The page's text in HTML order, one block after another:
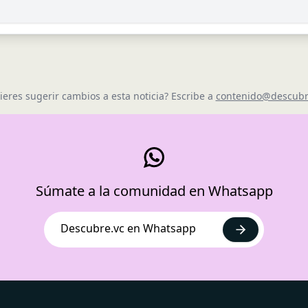
sugerir cambios a esta noticia? Escribe a
Súmate a la comunidad en Whatsapp
Descubre.vc en Whatsapp